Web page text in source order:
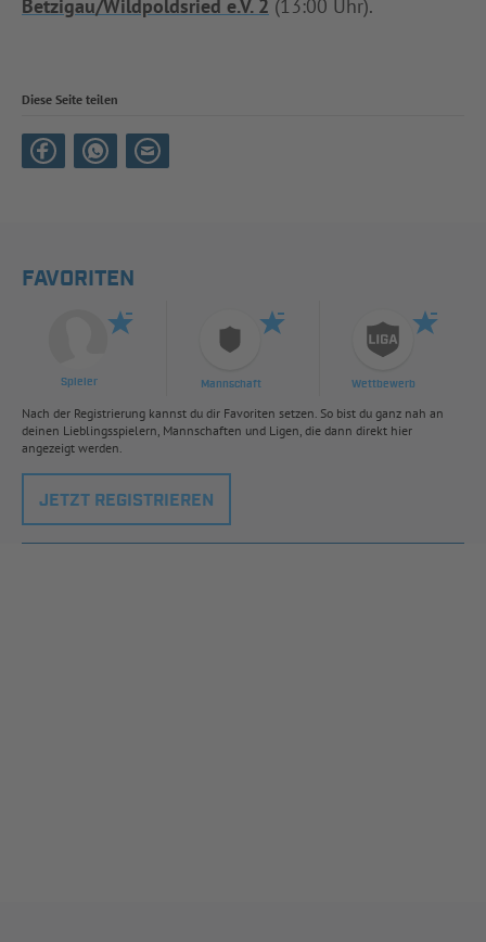
Betzigau/Wildpoldsried e.V. 2 (13:00 Uhr).
Diese Seite teilen
FAVORITEN
Spieler Mannschaft Wettbewerb
Nach der Registrierung kannst du dir Favoriten setzen. So bist du ganz nah an
deinen Lieblingsspielern, Mannschaften und Ligen, die dann direkt hier
angezeigt werden.
JETZT REGISTRIEREN